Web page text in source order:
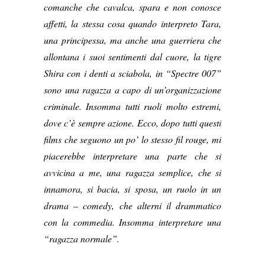
comanche che cavalca, spara e non conosce
affetti, la stessa cosa quando interpreto Tara,
una principessa, ma anche una guerriera che
allontana i suoi sentimenti dal cuore, la tigre
Shira con i denti a sciabola, in “Spectre 007”
sono una ragazza a capo di un’organizzazione
criminale. Insomma tutti ruoli molto estremi,
dove c’è sempre azione. Ecco, dopo tutti questi
films che seguono un po’ lo stesso fil rouge, mi
piacerebbe interpretare una parte che si
avvicina a me, una ragazza semplice, che si
innamora, si bacia, si sposa, un ruolo in un
drama – comedy, che alterni il drammatico
con la commedia. Insomma interpretare una
“ragazza normale”.